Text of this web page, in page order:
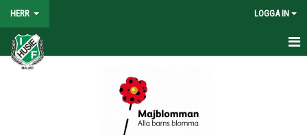
HERR LOGGA IN
HEM